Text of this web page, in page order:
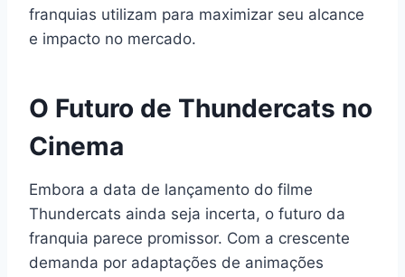
franquias utilizam para maximizar seu alcance
e impacto no mercado.
O Futuro de Thundercats no
Cinema
Embora a data de lançamento do filme
Thundercats ainda seja incerta, o futuro da
franquia parece promissor. Com a crescente
demanda por adaptações de animações